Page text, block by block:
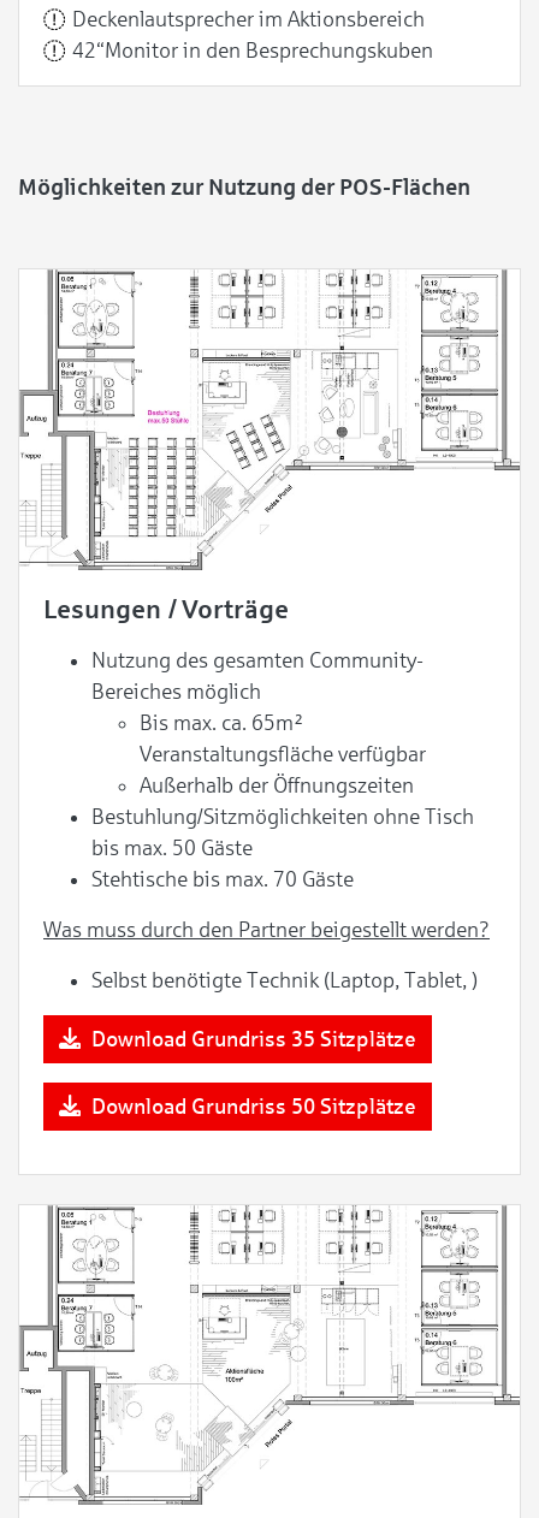
Deckenlautsprecher im Aktionsbereich
42“Monitor in den Besprechungskuben
Möglichkeiten zur Nutzung der POS-Flächen
Lesungen / Vorträge
Nutzung des gesamten Community-
Bereiches möglich
Bis max. ca. 65m²
Veranstaltungsfläche verfügbar
Außerhalb der Öffnungszeiten
Bestuhlung/Sitzmöglichkeiten ohne Tisch
bis max. 50 Gäste
Stehtische bis max. 70 Gäste
Was muss durch den Partner beigestellt werden?
Selbst benötigte Technik (Laptop, Tablet, )
Download Grundriss 35 Sitzplätze
Download Grundriss 50 Sitzplätze